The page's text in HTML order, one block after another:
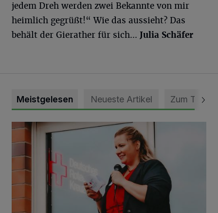
jedem Dreh werden zwei Bekannte von mir
heimlich gegrüßt!“ Wie das aussieht? Das
behält der Gierather für sich... Julia Schäfer
Meistgelesen Neueste Artikel Zum Thema
DRK Grevenbroich feiert Einweihung des neuen Domizils